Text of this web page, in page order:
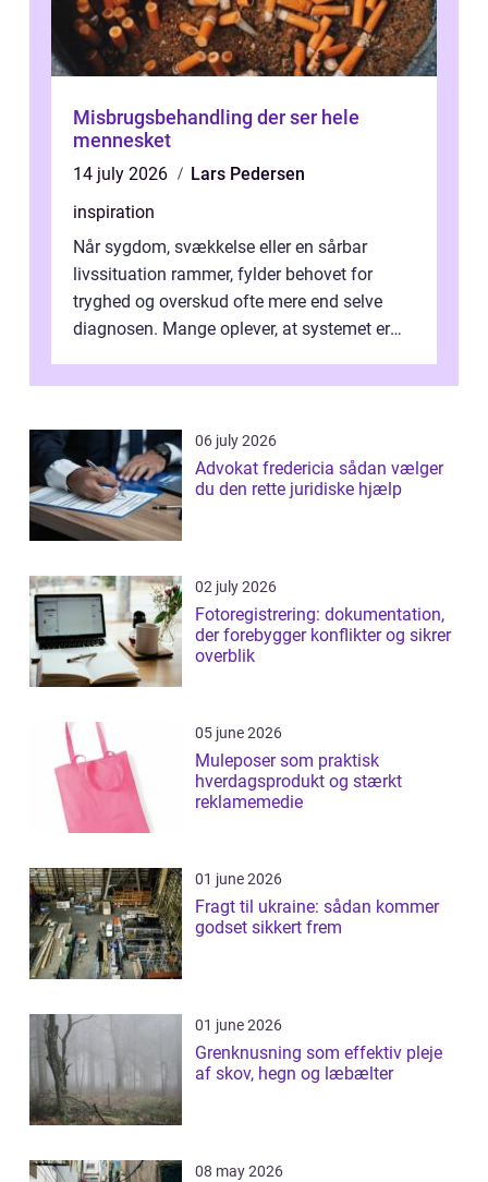
Misbrugsbehandling der ser hele
mennesket
14 july 2026
Lars Pedersen
inspiration
Når sygdom, svækkelse eller en sårbar
livssituation rammer, fylder behovet for
tryghed og overskud ofte mere end selve
diagnosen. Mange oplever, at systemet er
06 july 2026
Advokat fredericia sådan vælger
du den rette juridiske hjælp
02 july 2026
Fotoregistrering: dokumentation,
der forebygger konflikter og sikrer
overblik
05 june 2026
Muleposer som praktisk
hverdagsprodukt og stærkt
reklamemedie
01 june 2026
Fragt til ukraine: sådan kommer
godset sikkert frem
01 june 2026
Grenknusning som effektiv pleje
af skov, hegn og læbælter
08 may 2026